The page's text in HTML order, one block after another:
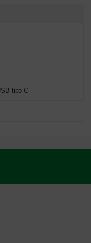
tipo C